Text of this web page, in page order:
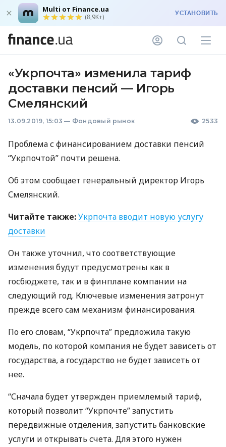
Multi от Finance.ua
(8,9K+) УСТАНОВИТЬ
«Укрпочта» изменила тариф
доставки пенсий — Игорь
Смелянский
13.09.2019, 15:03 — Фондовый рынок 2533
Проблема с финансированием доставки пенсий
“Укрпочтой” почти решена.
Об этом сообщает генеральный директор Игорь
Смелянский.
Читайте также:Укрпочта вводит новую услугу
доставки
Он также уточнил, что соответствующие
изменения будут предусмотрены как в
госбюджете, так и в финплане компании на
следующий год. Ключевые изменения затронут
прежде всего сам механизм финансирования.
По его словам, “Укрпочта” предложила такую
модель, по которой компания не будет зависеть от
государства, а государство не будет зависеть от
нее.
“Сначала будет утвержден приемлемый тариф,
который позволит “Укрпочте” запустить
передвижные отделения, запустить банковские
услуги и открывать счета. Для этого нужен